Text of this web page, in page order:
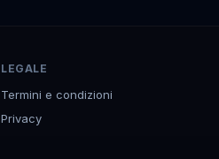
LEGALE
Termini e condizioni
Privacy